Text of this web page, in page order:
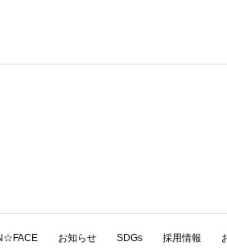
お知らせ SDGs 採用情報